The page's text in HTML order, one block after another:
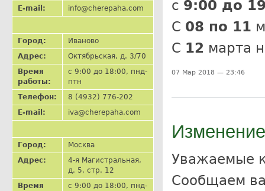
E-mail:
info@cherepaha.com
Город:
Иваново
Адрес:
Октябрьская, д. 3/70
Время
работы:
с 9:00 до 18:00, пнд-
птн
Телефон:
8 (4932) 776-202
E-mail:
iva@cherepaha.com
Город:
Москва
Адрес:
4-я Магистральная,
д. 5, стр. 12
Время
с 9:00 до 18:00, пнд-
с 9:00 до
С 08 по 11
С 12 марта
07 Мар 2018 — 23:46
Уважаемые
Сообщаем